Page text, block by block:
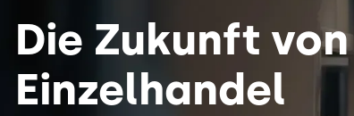
Die Zukunft von
Einzelhandel